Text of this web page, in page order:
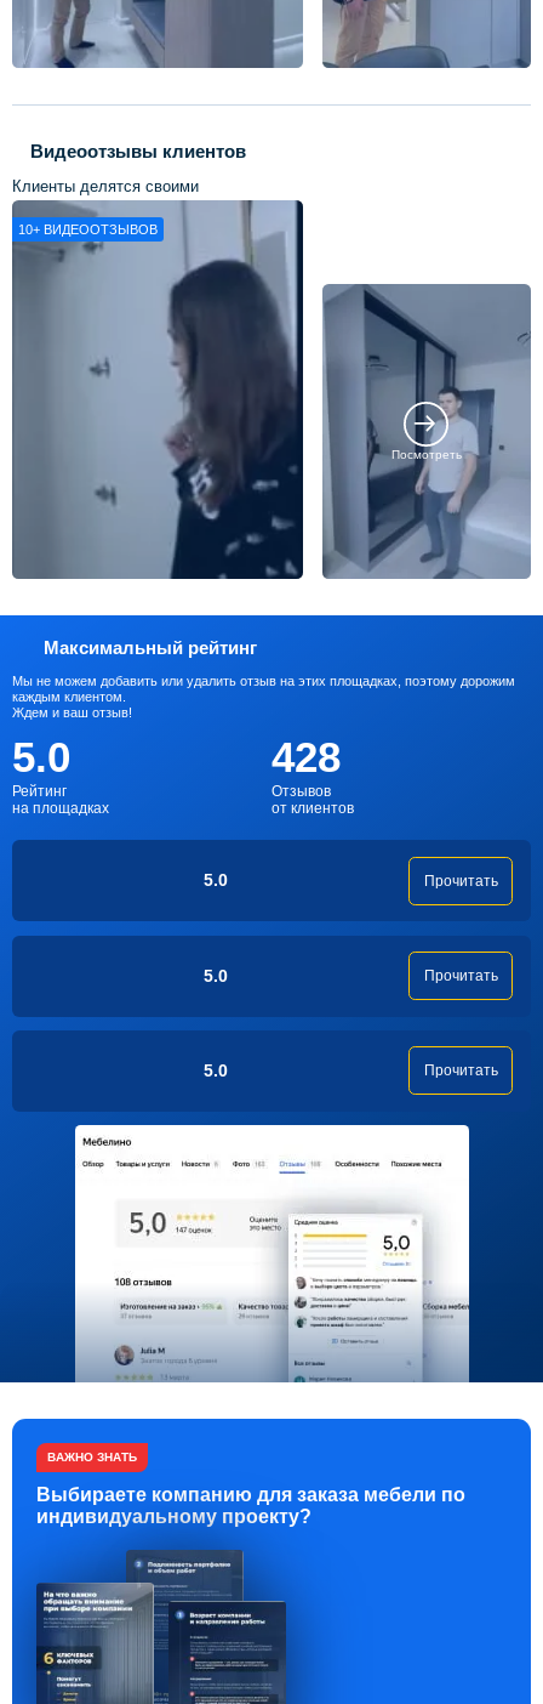
Видеоотзывы клиентов
Клиенты делятся своими
впечатлениями о нашей работе
10+ ВИДЕООТЗЫВОВ
Посмотреть
Максимальный рейтинг
Мы не можем добавить или удалить отзыв на этих площадках, поэтому дорожим
каждым клиентом.
Ждем и ваш отзыв!
5.0
Рейтинг
на площадках
428
Отзывов
от клиентов
5.0 Прочитать
5.0 Прочитать
5.0 Прочитать
ВАЖНО ЗНАТЬ
Выбираете компанию для заказа мебели по
индивидуальному проекту?